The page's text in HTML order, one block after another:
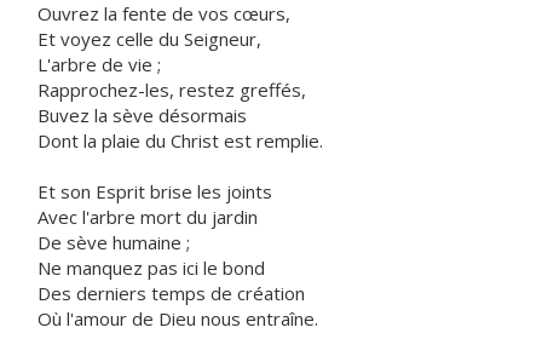
Ouvrez la fente de vos cœurs,
Et voyez celle du Seigneur,
L'arbre de vie ;
Rapprochez-les, restez greffés,
Buvez la sève désormais
Dont la plaie du Christ est remplie.
Et son Esprit brise les joints
Avec l'arbre mort du jardin
De sève humaine ;
Ne manquez pas ici le bond
Des derniers temps de création
Où l'amour de Dieu nous entraîne.